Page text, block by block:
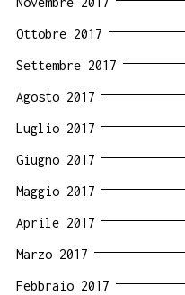
Ottobre 2017
Settembre 2017
Agosto 2017
Luglio 2017
Giugno 2017
Maggio 2017
Aprile 2017
Marzo 2017
Febbraio 2017